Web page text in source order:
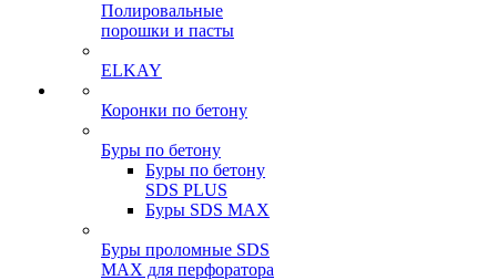
Полировальные
порошки и пасты
ELKAY
Коронки по бетону
Буры по бетону
Буры по бетону
SDS PLUS
Буры SDS MAX
Буры проломные SDS
MAX для перфоратора